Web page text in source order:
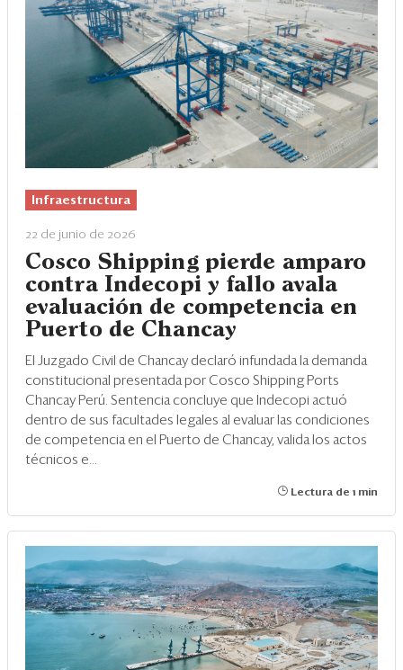
Infraestructura
22 de junio de 2026
Cosco Shipping pierde amparo
contra Indecopi y fallo avala
evaluación de competencia en
Puerto de Chancay
El Juzgado Civil de Chancay declaró infundada la demanda
constitucional presentada por Cosco Shipping Ports
Chancay Perú. Sentencia concluye que Indecopi actuó
dentro de sus facultades legales al evaluar las condiciones
de competencia en el Puerto de Chancay, valida los actos
técnicos e...
Lectura de 1 min